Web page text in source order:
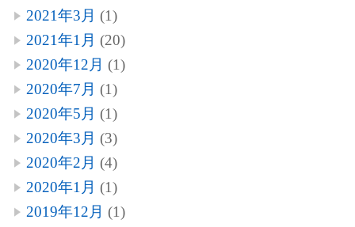
2021年3月 (1)
2021年1月 (20)
2020年12月 (1)
2020年7月 (1)
2020年5月 (1)
2020年3月 (3)
2020年2月 (4)
2020年1月 (1)
2019年12月 (1)